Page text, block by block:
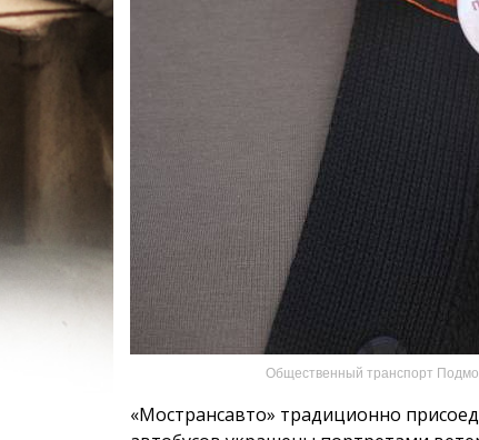
Общественный транспорт
«Мострансавто» традиционно